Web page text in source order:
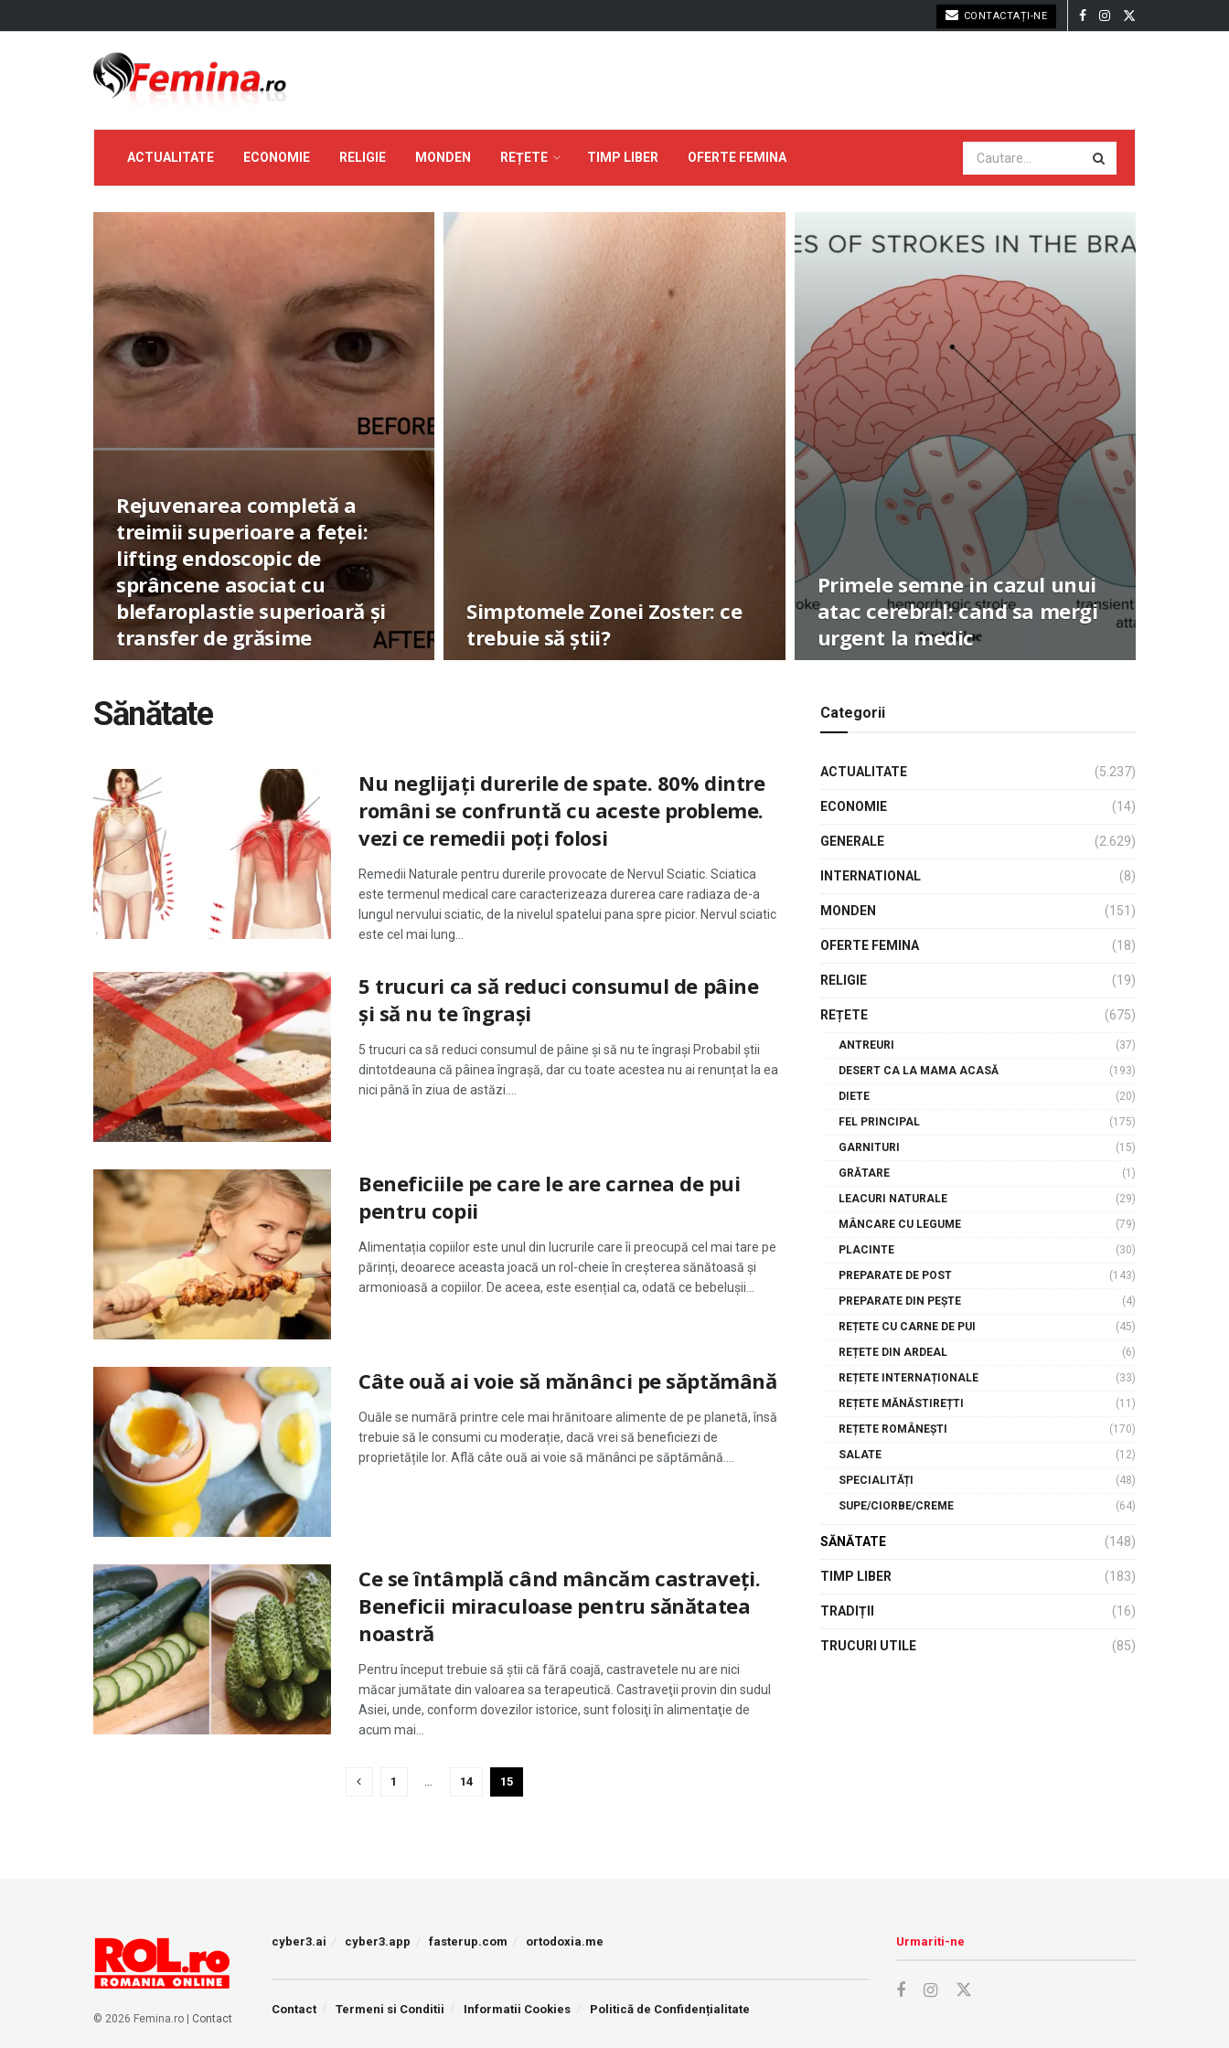
CONTACTAȚI-NE
ACTUALITATE ECONOMIE RELIGIE MONDEN REȚETE TIMP LIBER OFERTE FEMINA
Rejuvenarea completă a
treimii superioare a feței:
lifting endoscopic de
sprâncene asociat cu
blefaroplastie superioară și
transfer de grăsime
Simptomele Zonei Zoster: ce
trebuie să știi?
Primele semne in cazul unui
atac cerebral: cand sa mergi
urgent la medic
Sănătate
Nu neglijați durerile de spate. 80% dintre
români se confruntă cu aceste probleme.
vezi ce remedii poți folosi
Remedii Naturale pentru durerile provocate de Nervul Sciatic. Sciatica
este termenul medical care caracterizeaza durerea care radiaza de-a
lungul nervului sciatic, de la nivelul spatelui pana spre picior. Nervul sciatic
este cel mai lung...
5 trucuri ca să reduci consumul de pâine
și să nu te îngrași
5 trucuri ca să reduci consumul de pâine și să nu te îngrași Probabil știi
dintotdeauna că pâinea îngrașă, dar cu toate acestea nu ai renunțat la ea
nici până în ziua de astăzi....
Beneficiile pe care le are carnea de pui
pentru copii
Alimentația copiilor este unul din lucrurile care îi preocupă cel mai tare pe
părinți, deoarece aceasta joacă un rol-cheie în creșterea sănătoasă și
armonioasă a copiilor. De aceea, este esențial ca, odată ce bebelușii...
Câte ouă ai voie să mănânci pe săptămână
Ouăle se numără printre cele mai hrănitoare alimente de pe planetă, însă
trebuie să le consumi cu moderație, dacă vrei să beneficiezi de
proprietățile lor. Află câte ouă ai voie să mănânci pe săptămână....
Ce se întâmplă când mâncăm castraveți.
Beneficii miraculoase pentru sănătatea
noastră
Pentru început trebuie să știi că fără coajă, castravetele nu are nici
măcar jumătate din valoarea sa terapeutică. Castraveţii provin din sudul
Asiei, unde, conform dovezilor istorice, sunt folosiţi în alimentaţie de
acum mai...
1 14 15
Categorii
ACTUALITATE (5.237)
ECONOMIE (14)
GENERALE (2.629)
INTERNATIONAL (8)
MONDEN (151)
OFERTE FEMINA (18)
RELIGIE (19)
REȚETE (675)
ANTREURI
(37)
DESERT CA LA MAMA ACASĂ
(193)
DIETE
(20)
FEL PRINCIPAL
(175)
GARNITURI
(15)
GRĂTARE
(1)
LEACURI NATURALE
(29)
MÂNCARE CU LEGUME
(79)
PLACINTE
(30)
PREPARATE DE POST
(143)
PREPARATE DIN PEȘTE
(4)
REȚETE CU CARNE DE PUI
(45)
REȚETE DIN ARDEAL
(6)
REȚETE INTERNAȚIONALE
(33)
REȚETE MĂNĂSTIREȚTI
(11)
REȚETE ROMÂNEȘTI
(170)
SALATE
(12)
SPECIALITĂȚI
(48)
SUPE/CIORBE/CREME
(64)
SĂNĂTATE (148)
TIMP LIBER (183)
TRADIȚII (16)
TRUCURI UTILE (85)
© 2026 Femina.ro | Contact
cyber3.ai cyber3.app fasterup.com ortodoxia.me
Contact Termeni si Conditii Informatii Cookies Politică de Confidențialitate
Urmariti-ne